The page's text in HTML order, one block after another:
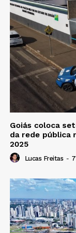
Goiás coloca
da rede pública
2025
Lucas Freitas -